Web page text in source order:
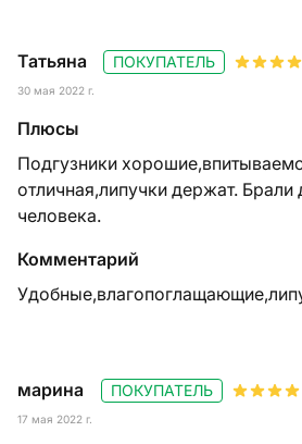
Татьяна
30 мая 2022 г.
ПОКУПАТЕЛЬ
Плюсы
Подгузники
отличная,липучки держат. Брали
человека.
Комментарий
марина
17 мая 2022 г.
ПОКУПАТЕЛЬ